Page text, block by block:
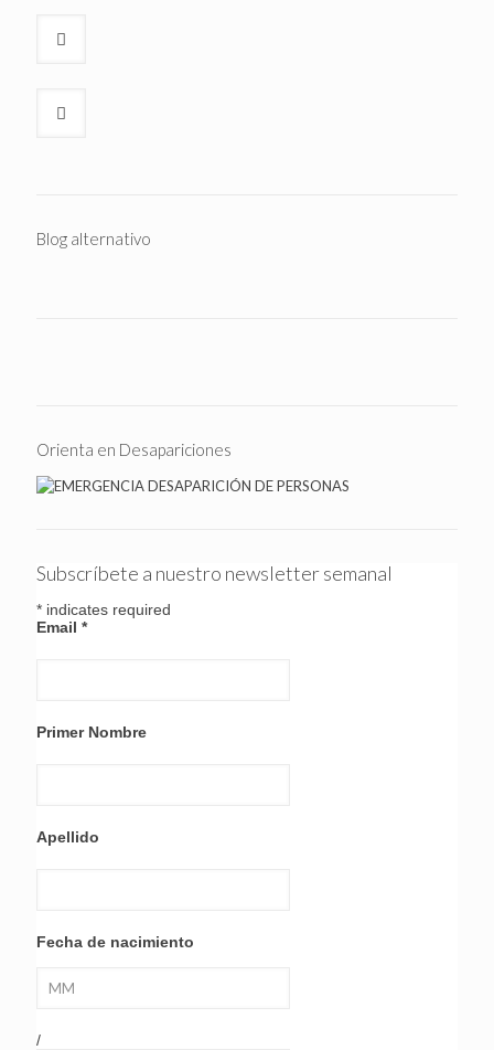
Blog alternativo
Orienta en Desapariciones
Subscríbete a nuestro newsletter semanal
* indicates required
Email *
Primer Nombre
Apellido
Fecha de nacimiento
/